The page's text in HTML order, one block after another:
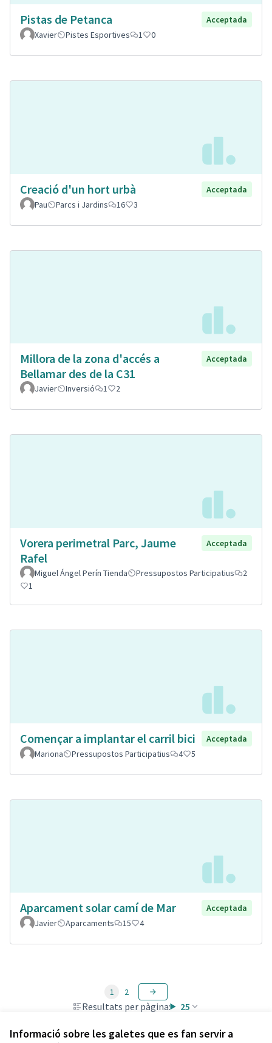
Informació sobre les galetes que es fan servir a
Pistas de Petanca
Acceptada
Xavier
Pistes Esportives 1 0
Creació d'un hort urbà
Acceptada
Pau
Parcs i Jardins 16 3
Millora de la zona d'accés a
Bellamar des de la C31
Acceptada
Javier Inversió 1 2
Vorera perimetral Parc, Jaume
Rafel
Acceptada
Miguel Ángel Perín Tienda Pressupostos Participatius
2
1
Començar a implantar el carril bici
Acceptada
Mariona
Pressupostos Participatius 4 5
Aparcament solar camí de Mar
Acceptada
Javier
Aparcaments 15 4
Resultats per pàgina: 25
1 2